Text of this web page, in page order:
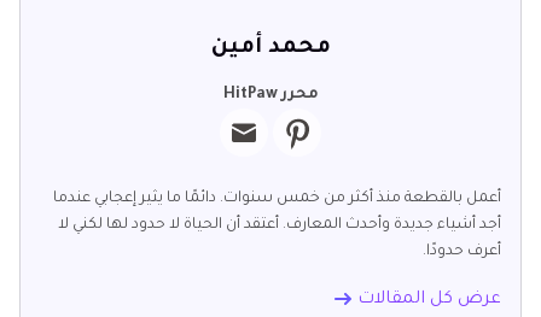
محمد أمين
محرر HitPaw
أعمل بالقطعة منذ أكثر من خمس سنوات. دائمًا ما يثير إعجابي عندما
أجد أشياء جديدة وأحدث المعارف. أعتقد أن الحياة لا حدود لها لكني لا
أعرف حدودًا.
عرض كل المقالات